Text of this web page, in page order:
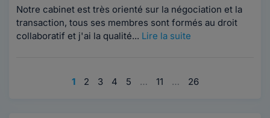
Notre cabinet est très orienté sur la négociation et la
transaction, tous ses membres sont formés au droit
collaboratif et j'ai la qualité... Lire la suite
1 2 3 4 5 … 11 … 26